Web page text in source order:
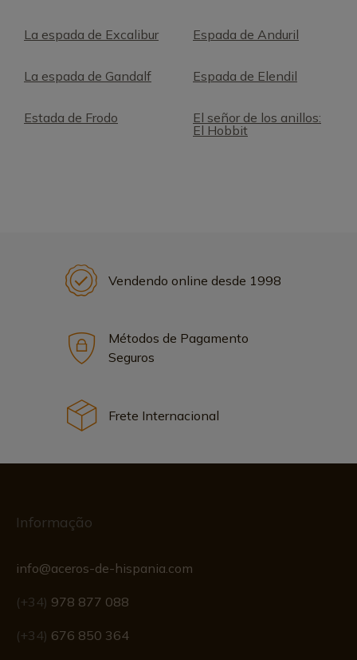
La espada de Excalibur Espada de Anduril
La espada de Gandalf Espada de Elendil
Estada de Frodo
El señor de los anillos:
El Hobbit
Vendendo online desde 1998
Métodos de Pagamento
Seguros
Frete Internacional
Informação
info@aceros-de-hispania.com
(+34) 978 877 088
(+34) 676 850 364